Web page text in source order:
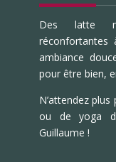
Des latte
réconfortantes
ambiance
pour être bien,
N’attendez
ou de yoga
Guillaume !